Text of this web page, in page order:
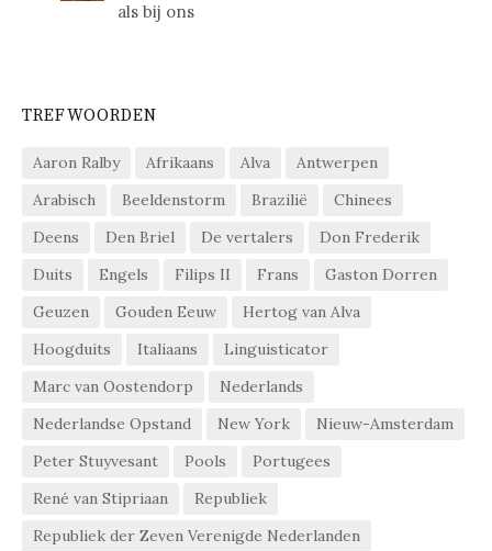
als bij ons
TREFWOORDEN
Aaron Ralby Afrikaans Alva
Antwerpen
Arabisch
Beeldenstorm Brazilië
Chinees
Deens
Den Briel De vertalers
Don Frederik
Duits
Engels Filips II Frans
Gaston Dorren
Geuzen
Gouden Eeuw
Hertog van Alva
Hoogduits
Italiaans
Linguisticator
Marc van Oostendorp
Nederlands
Nederlandse Opstand
New York
Nieuw-Amsterdam
Peter Stuyvesant
Pools
Portugees
René van Stipriaan
Republiek
Republiek der Zeven Verenigde Nederlanden